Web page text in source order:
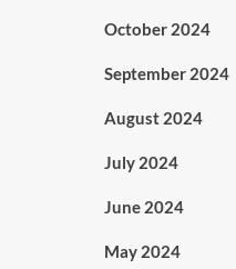
October 2024
September 2024
August 2024
July 2024
June 2024
May 2024